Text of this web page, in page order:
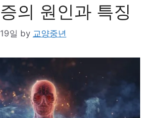
의 원인과 특징
일 by 교양중년